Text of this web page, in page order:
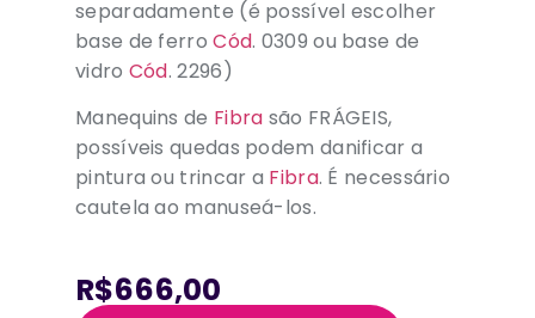
separadamente (é possível escolher
base de ferroCód. 0309 ou base de
vidro Cód. 2296)
Manequins de Fibra são FRÁGEIS,
possíveis quedas podem danificar a
pintura ou trincar a Fibra. É necessário
cautela ao manuseá-los.
R$666,00